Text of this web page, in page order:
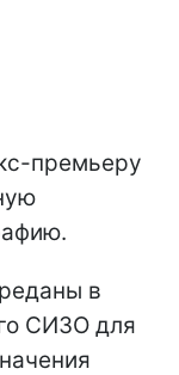
премьеру
в
СИЗО для